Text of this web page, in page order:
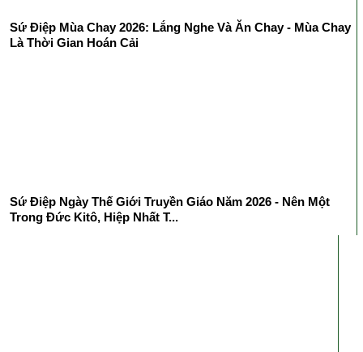
Sứ Điệp Mùa Chay 2026: Lắng Nghe Và Ăn Chay - Mùa Chay
Là Thời Gian Hoán Cải
Sứ Điệp Ngày Thế Giới Truyền Giáo Năm 2026 - Nên Một
Trong Đức Kitô, Hiệp Nhất T...